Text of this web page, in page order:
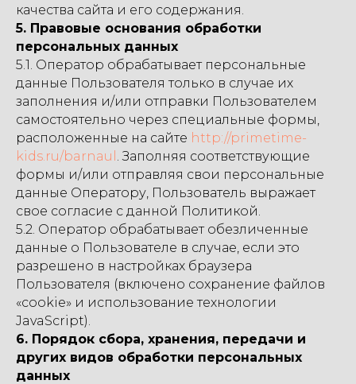
качества сайта и его содержания.
5. Правовые основания обработки
персональных данных
5.1. Оператор обрабатывает персональные
данные Пользователя только в случае их
заполнения и/или отправки Пользователем
самостоятельно через специальные формы,
расположенные на сайте http://primetime-
kids.ru/barnaul . Заполняя соответствующие
формы и/или отправляя свои персональные
данные Оператору, Пользователь выражает
свое согласие с данной Политикой.
5.2. Оператор обрабатывает обезличенные
данные о Пользователе в случае, если это
разрешено в настройках браузера
Пользователя (включено сохранение файлов
«cookie» и использование технологии
JavaScript).
6. Порядок сбора, хранения, передачи и
других видов обработки персональных
данных